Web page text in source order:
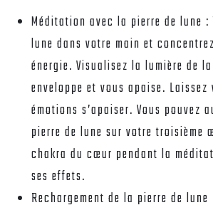
Méditation avec la pierre de lune :
lune dans votre main et
énergie. Visualisez la lumière de
enveloppe et vous apaise. Laissez
émotions s’apaiser. Vous pouvez
pierre de lune sur votre troisième
chakra du cœur pendant la
ses effets.
Rechargement de la pierre de lune